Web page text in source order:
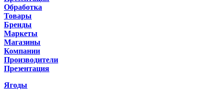
Обработка
Товары
Бренды
Маркеты
Магазины
Компании
Производители
Презентация
Ягоды